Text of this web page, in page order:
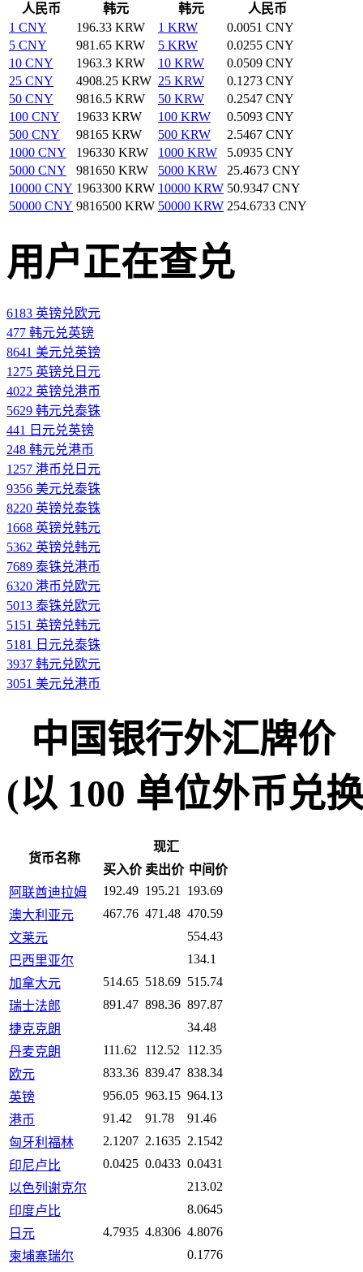
人民币
韩元 韩元
人民币
1 CNY
196.33 KRW 1 KRW
0.0051 CNY
5 CNY
981.65 KRW 5 KRW
0.0255 CNY
10 CNY
1963.3 KRW 10 KRW
0.0509 CNY
25 CNY
4908.25 KRW 25 KRW
0.1273 CNY
50 CNY
9816.5 KRW 50 KRW
0.2547 CNY
100 CNY
19633 KRW 100 KRW
0.5093 CNY
500 CNY
98165 KRW 500 KRW
2.5467 CNY
1000 CNY
196330 KRW 1000 KRW
5.0935 CNY
5000 CNY
981650 KRW 5000 KRW
25.4673 CNY
10000 CNY 1963300 KRW 10000 KRW 50.9347 CNY
50000 CNY 9816500 KRW 50000 KRW 254.6733 CNY
用户正在查兑
6183 英镑兑欧元
477 韩元兑英镑
8641 美元兑英镑
1275 英镑兑日元
4022 英镑兑港币
5629 韩元兑泰铢
441 日元兑英镑
248 韩元兑港币
1257 港币兑日元
9356 美元兑泰铢
8220 英镑兑泰铢
1668 英镑兑韩元
5362 英镑兑韩元
7689 泰铢兑港币
6320 港币兑欧元
5013 泰铢兑欧元
5151 英镑兑韩元
5181 日元兑泰铢
3937 韩元兑欧元
3051 美元兑港币
中国银行外汇牌价
(以 100 单位外币兑
货币名称
现汇
买入价 卖出价 中间价
阿联酋迪拉姆
192.49 195.21
193.69
澳大利亚元
467.76 471.48 470.59
文莱元
554.43
巴西里亚尔
134.1
加拿大元
514.65 518.69 515.74
瑞士法郎
891.47 898.36 897.87
捷克克朗
34.48
丹麦克朗
111.62 112.52
112.35
欧元
833.36 839.47 838.34
英镑
956.05 963.15 964.13
港币
91.42 91.78
91.46
匈牙利福林
2.1207 2.1635 2.1542
印尼卢比
0.0425 0.0433 0.0431
以色列谢克尔
213.02
印度卢比
8.0645
日元
4.7935 4.8306 4.8076
柬埔寨瑞尔
0.1776